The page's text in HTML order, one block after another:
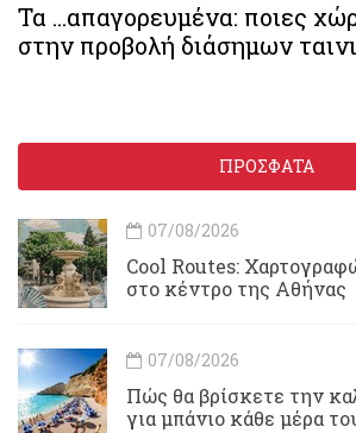
Τα ...απαγορευμένα: ποιες
στην προβολή διάσημων
ΠΡΟΣΦΑΤΑ
07/08/2026
Cool Routes:
στο κέντρο της Αθήνας
07/08/2026
Πώς θα βρίσκετε την
για μπάνιο κάθε μέρα